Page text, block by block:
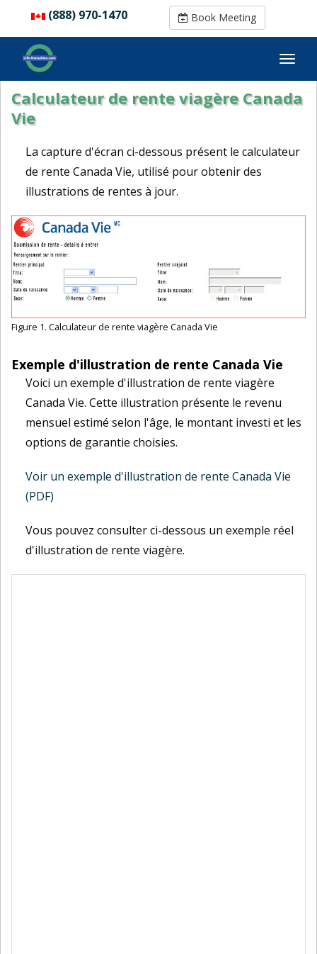
(888) 970-1470 Book Meeting
(888) 970-1470 Book Meeting
Calculateur de rente viagère Canada
Vie
La capture d'écran ci-dessous présent le calculateur
de rente Canada Vie, utilisé pour obtenir des
illustrations de rentes à jour.
Figure 1. Calculateur de rente viagère Canada Vie
Exemple d'illustration de rente Canada Vie
Voici un exemple d'illustration de rente viagère
Canada Vie. Cette illustration présente le revenu
mensuel estimé selon l'âge, le montant investi et les
options de garantie choisies.
Voir un exemple d'illustration de rente Canada Vie
(PDF)
Vous pouvez consulter ci-dessous un exemple réel
d'illustration de rente viagère.